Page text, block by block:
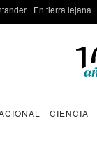
En tierra lejana
CIENCIA